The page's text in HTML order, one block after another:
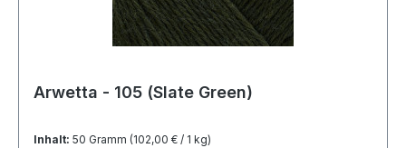
Arwetta - 105 (Slate Green)
Inhalt: 50 Gramm (102,00 € / 1 kg)